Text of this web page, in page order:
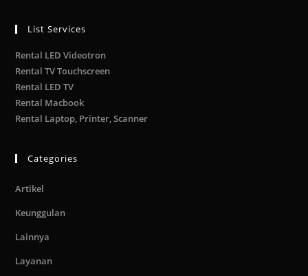
List Services
Rental LED Videotron
Rental TV Touchscreen
Rental LED TV
Rental Macbook
Rental Laptop, Printer, Scanner
Categories
Artikel
Keunggulan
Lainnya
Layanan